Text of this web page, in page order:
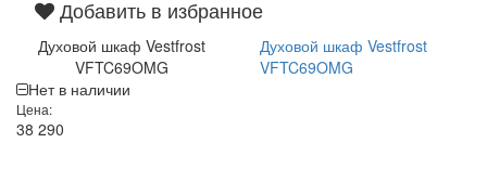
Добавить в избранное
Духовой шкаф Vestfrost
VFTC69OMG
Духовой шкаф Vestfrost
VFTC69OMG
Нет в наличии
Цена:
38 290